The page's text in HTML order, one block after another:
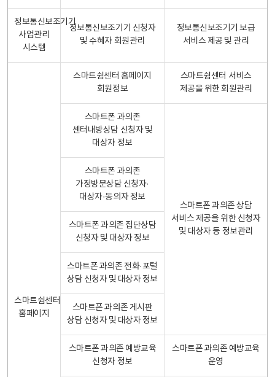
정보통신보조기기
사업관리
시스템
정보통신보조기기 신청자
및 수혜자 회원관리
정보통신보조기기 보급
서비스 제공 및 관리
스마트쉼센터
홈페이지
스마트쉼센터 홈페이지
회원정보
스마트쉼센터 서비스
제공을 위한 회원관리
스마트폰 과의존
센터내방상담 신청자 및
대상자 정보
스마트폰 과의존 상담
서비스 제공을 위한 신청자
및 대상자 등 정보관리
스마트폰 과의존
가정방문상담 신청자·
대상자·동의자 정보
스마트폰 과의존 집단상담
신청자 및 대상자 정보
스마트폰 과의존 전화·포털
상담 신청자 및 대상자 정보
스마트폰 과의존 게시판
상담 신청자 및 대상자 정보
스마트폰 과의존 예방교육
신청자 정보
스마트폰 과의존 예방교육
운영